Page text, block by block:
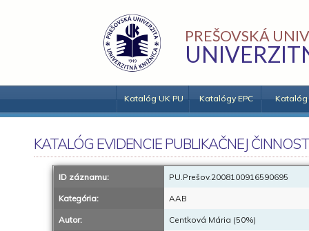
PREŠOVSKÁ
Katalóg UK PU Katalógy EPC Katalóg
KATALÓG EVIDENCIE PUBLIKAČNEJ
ID záznamu: PU.Prešov.2008100916590695
Kategória: AAB
Autor: Centková Mária (50%)